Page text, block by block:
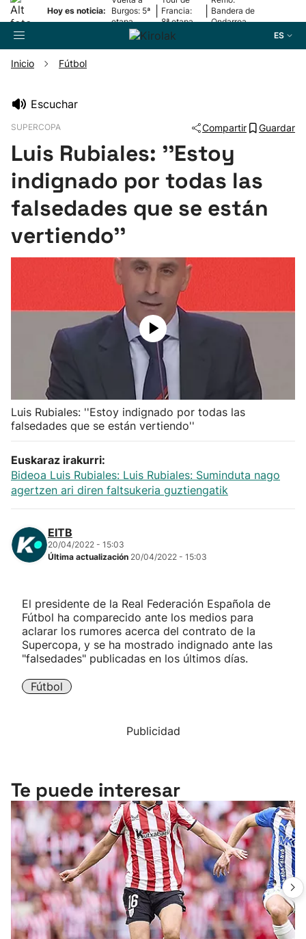
Hoy es noticia:
Burgos: 5ª
etapa
Francia:
8ª etapa
Bandera de
Ondarroa
ES
Pelota
Remo
Herri-kirolak
Balonmano
Kirolak 360
Atletismo
Carreras de montaña
"Helmuga"
Inicio Fútbol
Escuchar
SUPERCOPA Compartir Guardar
Luis Rubiales: ''Estoy
indignado por todas las
falsedades que se están
vertiendo''
Luis Rubiales: ''Estoy indignado por todas las
falsedades que se están vertiendo''
Euskaraz irakurri:
Bideoa Luis Rubiales: Luis Rubiales: Suminduta nago
agertzen ari diren faltsukeria guztiengatik
EITB
20/04/2022 - 15:03
Última actualización 20/04/2022 - 15:03
El presidente de la Real Federación Española de
Fútbol ha comparecido ante los medios para
aclarar los rumores acerca del contrato de la
Supercopa, y se ha mostrado indignado ante las
"falsedades" publicadas en los últimos días.
Fútbol
Publicidad
Te puede interesar